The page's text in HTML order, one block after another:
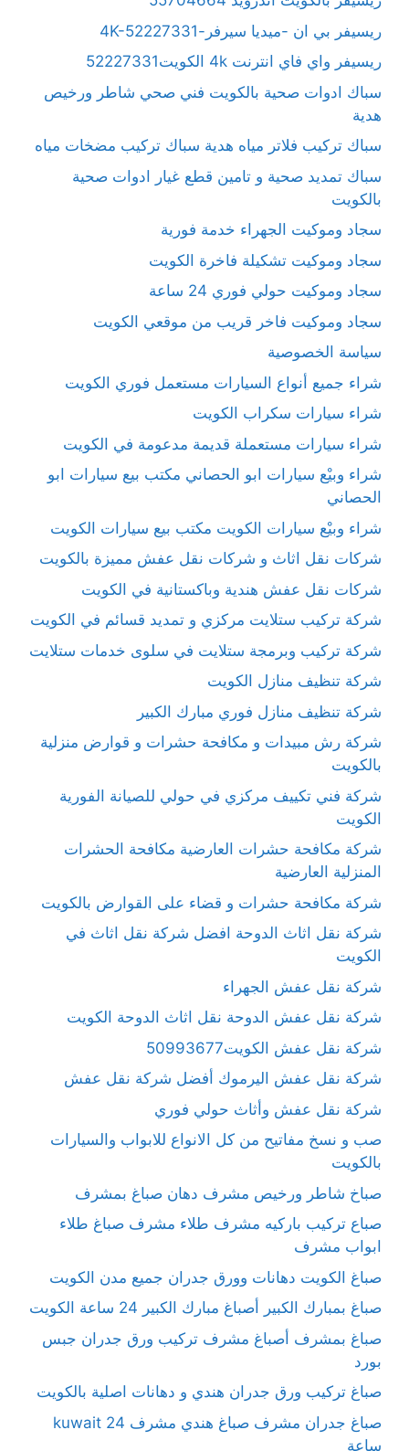
ريسيفر بي ان -ميديا سيرفر-4K-52227331
ريسيفر واي فاي انترنت 4k الكويت52227331
سباك ادوات صحية بالكويت فني صحي شاطر ورخيص
هدية
سباك تركيب فلاتر مياه هدية سباك تركيب مضخات مياه
سباك تمديد صحية و تامين قطع غيار ادوات صحية
بالكويت
سجاد وموكيت الجهراء خدمة فورية
سجاد وموكيت تشكيلة فاخرة الكويت
سجاد وموكيت حولي فوري 24 ساعة
سجاد وموكيت فاخر قريب من موقعي الكويت
سياسة الخصوصية
شراء جميع أنواع السيارات مستعمل فوري الكويت
شراء سيارات سكراب الكويت
شراء سيارات مستعملة قديمة مدعومة في الكويت
شراء وبيْع سيارات ابو الحصاني مكتب بيع سيارات ابو
الحصاني
شراء وبيْع سيارات الكويت مكتب بيع سيارات الكويت
شركات نقل اثاث و شركات نقل عفش مميزة بالكويت
شركات نقل عفش هندية وباكستانية في الكويت
شركة تركيب ستلايت مركزي و تمديد قسائم في الكويت
شركة تركيب وبرمجة ستلايت في سلوى خدمات ستلايت
شركة تنظيف منازل الكويت
شركة تنظيف منازل فوري مبارك الكبير
شركة رش مبيدات و مكافحة حشرات و قوارض منزلية
بالكويت
شركة فني تكييف مركزي في حولي للصيانة الفورية
الكويت
شركة مكافحة حشرات العارضية مكافحة الحشرات
المنزلية العارضية
شركة مكافحة حشرات و قضاء على القوارض بالكويت
شركة نقل اثاث الدوحة افضل شركة نقل اثاث في
الكويت
شركة نقل عفش الجهراء
شركة نقل عفش الدوحة نقل اثاث الدوحة الكويت
شركة نقل عفش الكويت50993677
شركة نقل عفش اليرموك أفضل شركة نقل عفش
شركة نقل عفش وأثاث حولي فوري
صب و نسخ مفاتيح من كل الانواع للابواب والسيارات
بالكويت
صباخ شاطر ورخيص مشرف دهان صباغ بمشرف
صباع تركيب باركيه مشرف طلاء مشرف صباغ طلاء
ابواب مشرف
صباغ الكويت دهانات وورق جدران جميع مدن الكويت
صباغ بمبارك الكبير أصباغ مبارك الكبير 24 ساعة الكويت
صباغ بمشرف أصباغ مشرف تركيب ورق جدران جبس
بورد
صباغ تركيب ورق جدران هندي و دهانات اصلية بالكويت
صباغ جدران مشرف صباغ هندي مشرف kuwait 24
ساعة